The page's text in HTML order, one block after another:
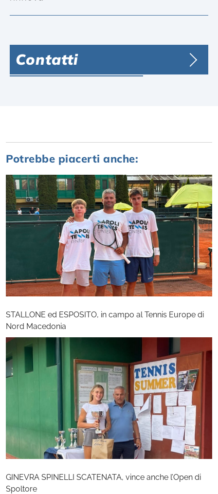
Contatti
Potrebbe piacerti anche:
STALLONE ed ESPOSITO, in campo al Tennis Europe di
Nord Macedonia
GINEVRA SPINELLI SCATENATA, vince anche l’Open di
Spoltore